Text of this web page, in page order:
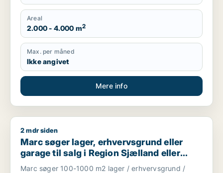
Areal
2.000 - 4.000 m2
Max. per måned
Ikke angivet
Mere info
Marc søger lager, erhvervsgrund eller garage til salg i
2 mdr siden
Marc søger lager, erhvervsgrund eller
garage til salg i Region Sjælland eller
Nordsjælland
Marc søger 100-1000 m2 lager / erhvervsgrund /